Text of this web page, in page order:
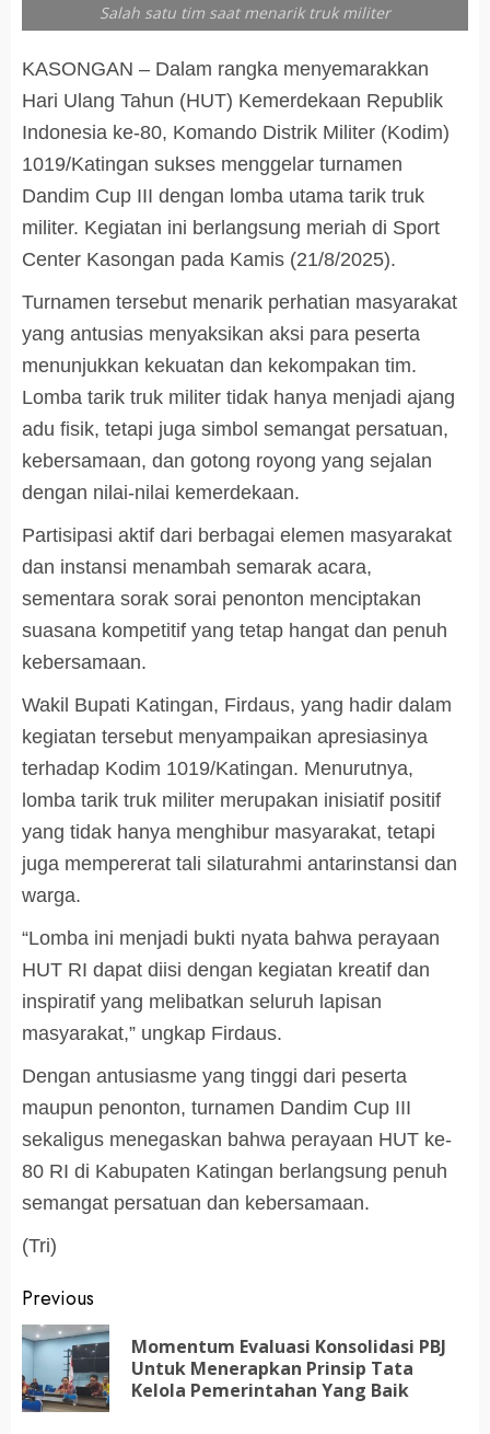
Salah satu tim saat menarik truk militer
KASONGAN – Dalam rangka menyemarakkan
Hari Ulang Tahun (HUT) Kemerdekaan Republik
Indonesia ke-80, Komando Distrik Militer (Kodim)
1019/Katingan sukses menggelar turnamen
Dandim Cup III dengan lomba utama tarik truk
militer. Kegiatan ini berlangsung meriah di Sport
Center Kasongan pada Kamis (21/8/2025).
Turnamen tersebut menarik perhatian masyarakat
yang antusias menyaksikan aksi para peserta
menunjukkan kekuatan dan kekompakan tim.
Lomba tarik truk militer tidak hanya menjadi ajang
adu fisik, tetapi juga simbol semangat persatuan,
kebersamaan, dan gotong royong yang sejalan
dengan nilai-nilai kemerdekaan.
Partisipasi aktif dari berbagai elemen masyarakat
dan instansi menambah semarak acara,
sementara sorak sorai penonton menciptakan
suasana kompetitif yang tetap hangat dan penuh
kebersamaan.
Wakil Bupati Katingan, Firdaus, yang hadir dalam
kegiatan tersebut menyampaikan apresiasinya
terhadap Kodim 1019/Katingan. Menurutnya,
lomba tarik truk militer merupakan inisiatif positif
yang tidak hanya menghibur masyarakat, tetapi
juga mempererat tali silaturahmi antarinstansi dan
warga.
“Lomba ini menjadi bukti nyata bahwa perayaan
HUT RI dapat diisi dengan kegiatan kreatif dan
inspiratif yang melibatkan seluruh lapisan
masyarakat,” ungkap Firdaus.
Dengan antusiasme yang tinggi dari peserta
maupun penonton, turnamen Dandim Cup III
sekaligus menegaskan bahwa perayaan HUT ke-
80 RI di Kabupaten Katingan berlangsung penuh
semangat persatuan dan kebersamaan.
(Tri)
Post
navigation
Previous
Momentum Evaluasi Konsolidasi PBJ
Untuk Menerapkan Prinsip Tata
Kelola Pemerintahan Yang Baik